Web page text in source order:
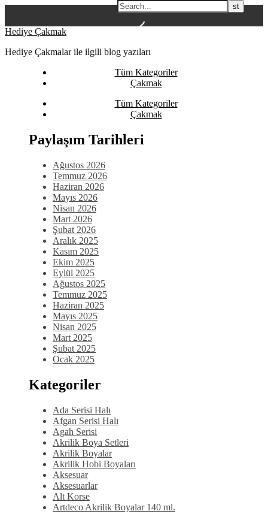
Skip
content
Hediye Çakmak
Hediye Çakmalar ile ilgili blog yazıları
Tüm Kategoriler
Çakmak
Tüm Kategoriler
Çakmak
Paylaşım Tarihleri
Ağustos 2026
Temmuz 2026
Haziran 2026
Mayıs 2026
Nisan 2026
Mart 2026
Şubat 2026
Aralık 2025
Kasım 2025
Ekim 2025
Eylül 2025
Ağustos 2025
Temmuz 2025
Haziran 2025
Mayıs 2025
Nisan 2025
Mart 2025
Şubat 2025
Ocak 2025
Kategoriler
Ada Serisi Halı
Afgan Serisi Halı
Agah Serisi
Akrilik Boya Setleri
Akrilik Boyalar
Akrilik Hobi Boyaları
Aksesuar
Aksesuarlar
Alt Korse
Artdeco Akrilik Boyalar 140 ml.